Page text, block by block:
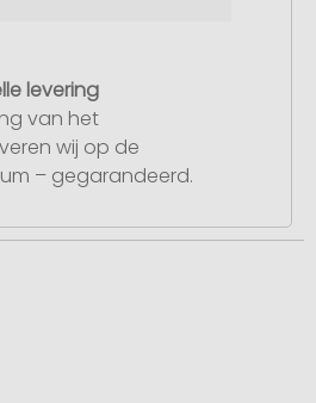
levering
van het
wij op de
– gegarandeerd.